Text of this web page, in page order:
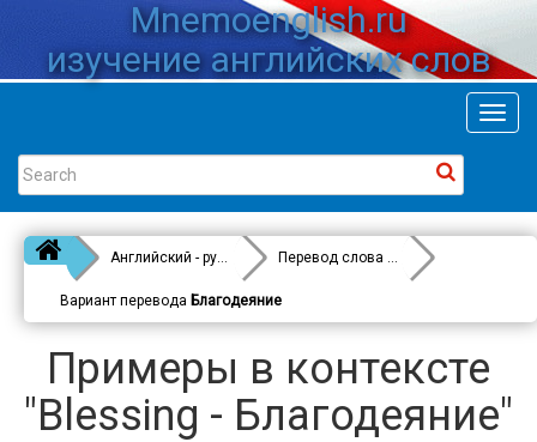
Mnemoenglish.ru
изучение английских слов
Английский - русский Перевод слова
Blessing
Вариант перевода Благодеяние
Примеры в контексте
"Blessing - Благодеяние"